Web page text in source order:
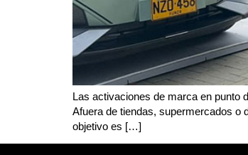
Las activaciones de marca en punto
Afuera de tiendas, supermercados o
objetivo es […]